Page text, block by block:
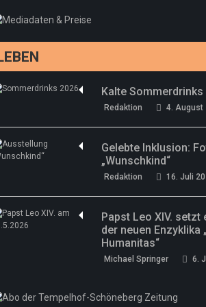
drei neue Specials zur
Kalte
Redaktion 4. August
Gelebte Inklusion:
„Wunschkind“
Redaktion 16. Juli
Papst Leo XIV.
der neuen Enzyklika
Humanitas“
Michael Springer 6.